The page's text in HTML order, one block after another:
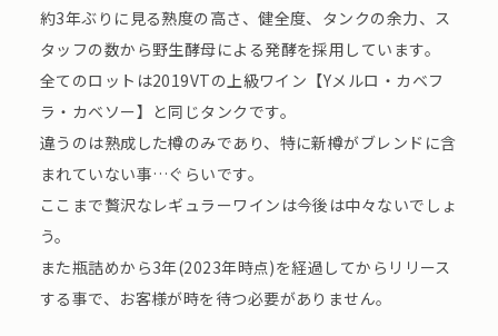
約3年ぶりに見る熟度の高さ、健全度、タンクの余力、ス
タッフの数から野生酵母による発酵を採用しています。
全てのロットは2019VTの上級ワイン【Yメルロ・カベフ
ラ・カベソー】と同じタンクです。
違うのは熟成した樽のみであり、特に新樽がブレンドに含
まれていない事…ぐらいです。
ここまで贅沢なレギュラーワインは今後は中々ないでしょ
う。
また瓶詰めから3年(2023年時点)を経過してからリリース
する事で、お客様が時を待つ必要がありません。